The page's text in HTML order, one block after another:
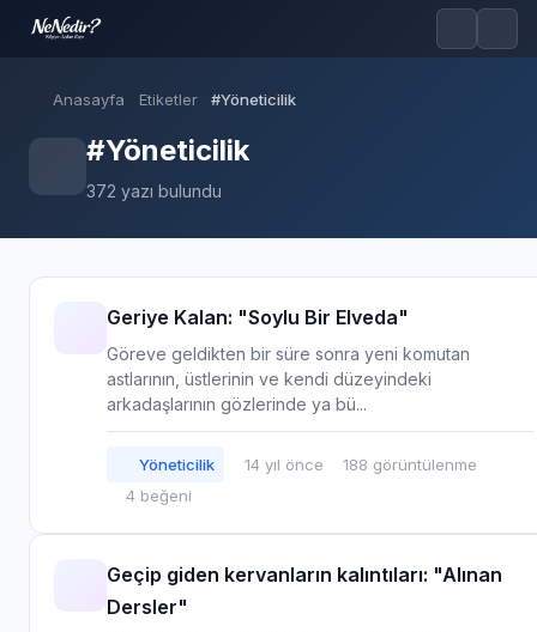
Anasayfa Etiketler #Yöneticilik
#Yöneticilik
372 yazı bulundu
Geriye Kalan: "Soylu Bir Elveda"
Göreve geldikten bir süre sonra yeni komutan
astlarının, üstlerinin ve kendi düzeyindeki
arkadaşlarının gözlerinde ya bü...
Yöneticilik 14 yıl önce
188 görüntülenme
4 beğeni
Geçip giden kervanların kalıntıları: "Alınan
Dersler"